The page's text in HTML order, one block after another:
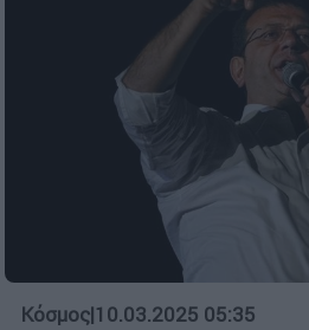
Κόσμος|10.03.2025 05:35